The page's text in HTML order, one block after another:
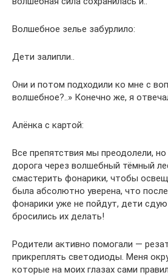
Волшебное зелье забурлило:
Дети залипли..
Они и потом подходили ко мне с
волшебное?..» Конечно же, я
Алёнка с картой:
Все препятствия мы преодолели,
дорога через волшебный тёмный
смастерить фонарики, чтобы
была абсолютно уверена, что
фонарики уже не пойдут, дети
бросились их делать!
Родители активно помогали —
прикреплять светодиоды. Меня
которые на моих глазах сами